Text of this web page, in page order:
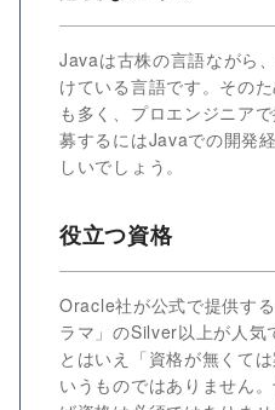
Javaは古株の言語ながら
けている言語です。その
も多く、プロエンジニア
募するにはJavaでの開発
しいでしょう。
役立つ資格
Oracle社が公式で提供す
ラマ」のSilver以上が人気
とはいえ「資格が無くて
いうものではありません